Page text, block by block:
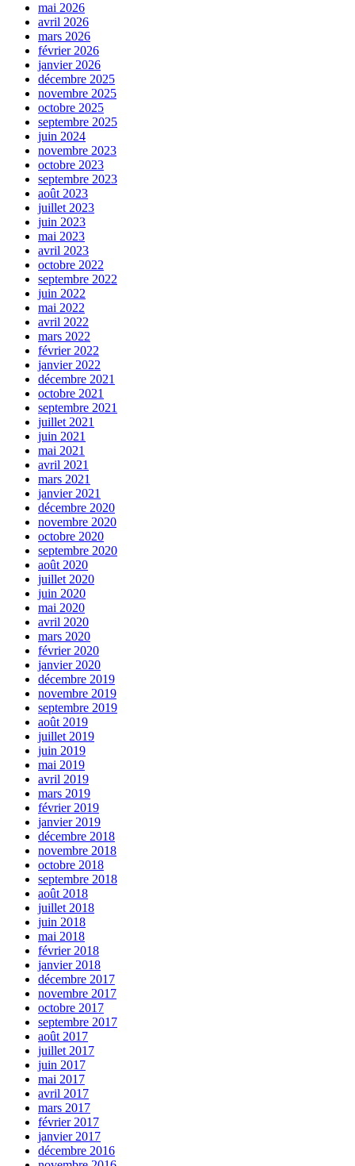
mai 2026
avril 2026
mars 2026
février 2026
janvier 2026
décembre 2025
novembre 2025
octobre 2025
septembre 2025
juin 2024
novembre 2023
octobre 2023
septembre 2023
août 2023
juillet 2023
juin 2023
mai 2023
avril 2023
octobre 2022
septembre 2022
juin 2022
mai 2022
avril 2022
mars 2022
février 2022
janvier 2022
décembre 2021
octobre 2021
septembre 2021
juillet 2021
juin 2021
mai 2021
avril 2021
mars 2021
janvier 2021
décembre 2020
novembre 2020
octobre 2020
septembre 2020
août 2020
juillet 2020
juin 2020
mai 2020
avril 2020
mars 2020
février 2020
janvier 2020
décembre 2019
novembre 2019
septembre 2019
août 2019
juillet 2019
juin 2019
mai 2019
avril 2019
mars 2019
février 2019
janvier 2019
décembre 2018
novembre 2018
octobre 2018
septembre 2018
août 2018
juillet 2018
juin 2018
mai 2018
février 2018
janvier 2018
décembre 2017
novembre 2017
octobre 2017
septembre 2017
août 2017
juillet 2017
juin 2017
mai 2017
avril 2017
mars 2017
février 2017
janvier 2017
décembre 2016